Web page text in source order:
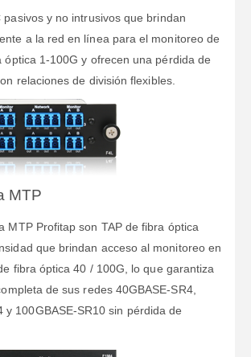
pasivos y no intrusivos que brindan
a la red en línea para el monitoreo de
óptica 1-100G y ofrecen una pérdida de
relaciones de división flexibles.
MTP
MTP Profitap son TAP de fibra óptica
que brindan acceso al monitoreo en
fibra óptica 40 / 100G, lo que garantiza
de sus redes 40GBASE-SR4,
y 100GBASE-SR10 sin pérdida de